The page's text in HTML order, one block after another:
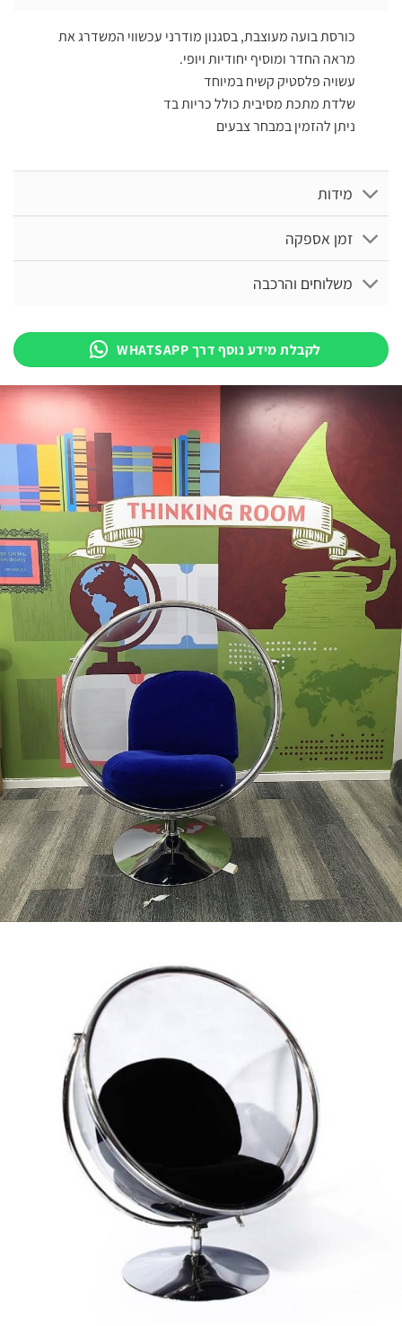
כורסת בועה מעוצבת, בסגנון מודרני עכשווי המשדרג את
מראה החדר ומוסיף יחודיות ויופי.
עשויה פלסטיק קשיח במיוחד
שלדת מתכת מסיבית כולל כריות בד
ניתן להזמין במבחר צבעים
מידות
זמן אספקה
משלוחים והרכבה
לקבלת מידע נוסף דרך WHATSAPP